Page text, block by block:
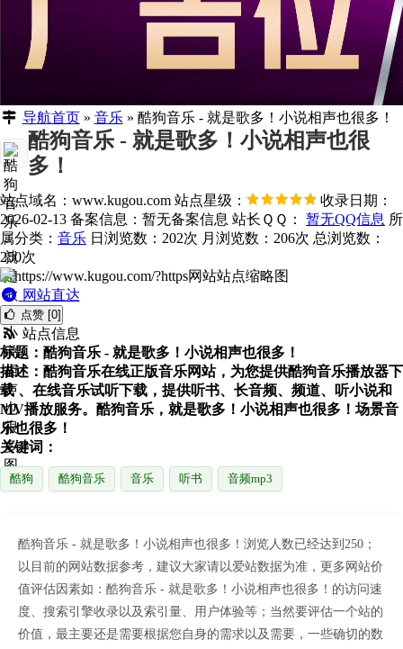
导航首页» 音乐» 酷狗音乐 - 就是歌多！小说相声也很多！
酷狗音乐 - 就是歌多！小说相声也很
多！
站点域名：www.kugou.com 站点星级：
收录日期：
2026-02-13 备案信息： 暂无备案信息 站长ＱＱ： 暂无QQ信息 所
属分类： 音乐 日浏览数：202次 月浏览数：206次 总浏览数：
250次
网站直达
点赞 [0]
站点信息
标题：酷狗音乐 - 就是歌多！小说相声也很多！
描述：酷狗音乐在线正版音乐网站，为您提供酷狗音乐播放器下
载 、在线音乐试听下载，提供听书、长音频、频道、听小说和
MV播放服务。酷狗音乐，就是歌多！小说相声也很多！场景音
乐也很多！
关键词：
酷狗 酷狗音乐 音乐 听书 音频mp3
酷狗音乐 - 就是歌多！小说相声也很多！浏览人数已经达到250；
以目前的网站数据参考，建议大家请以爱站数据为准，更多网站价
值评估因素如：酷狗音乐 - 就是歌多！小说相声也很多！的访问速
度、搜索引擎收录以及索引量、用户体验等；当然要评估一个站的
价值，最主要还是需要根据您自身的需求以及需要，一些确切的数